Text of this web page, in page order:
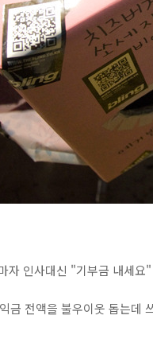
자 인사대신 "기부금 내세
금 전액을 불우이웃 돕는데